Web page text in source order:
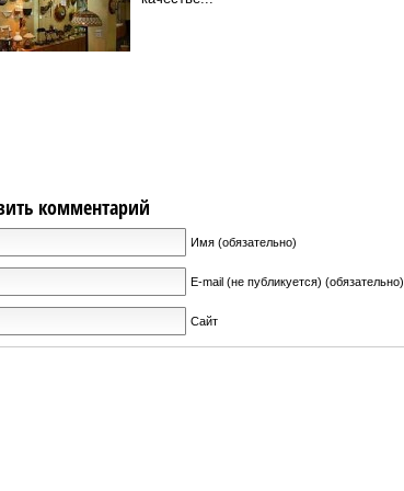
комментарий
Имя (обязательно)
E-mail (не публикуется) (обязательно)
Сайт